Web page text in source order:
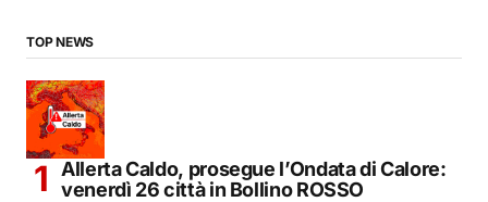
TOP NEWS
Allerta Caldo, prosegue l’Ondata di Calore:
venerdì 26 città in Bollino ROSSO